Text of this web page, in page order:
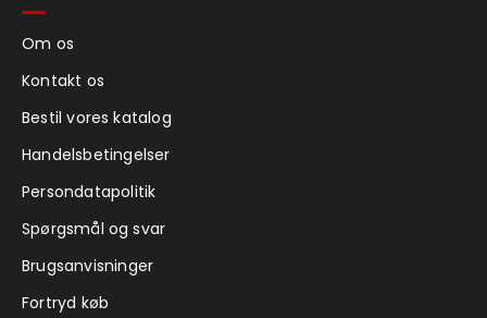
Om os
Kontakt os
Bestil vores katalog
Handelsbetingelser
Persondatapolitik
Spørgsmål og svar
Brugsanvisninger
Fortryd køb